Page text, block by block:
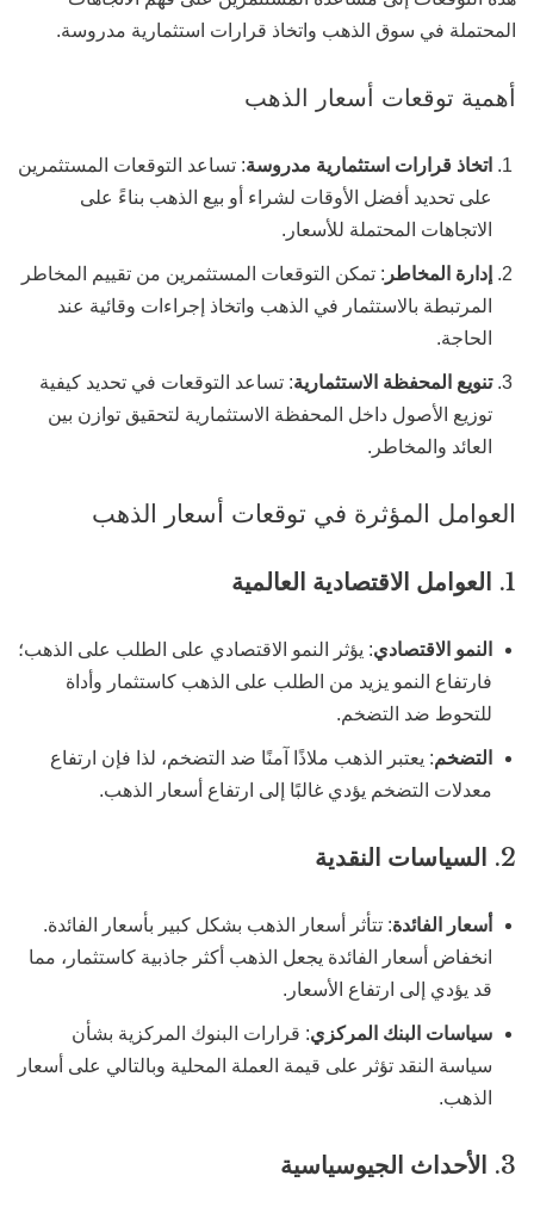
المحتملة في سوق الذهب واتخاذ قرارات استثمارية مدروسة.
أهمية توقعات أسعار الذهب
اتخاذ قرارات استثمارية مدروسة: تساعد التوقعات المستثمرين
على تحديد أفضل الأوقات لشراء أو بيع الذهب بناءً على
الاتجاهات المحتملة للأسعار.
إدارة المخاطر : تمكن التوقعات المستثمرين من تقييم المخاطر
المرتبطة بالاستثمار في الذهب واتخاذ إجراءات وقائية عند
الحاجة.
تنويع المحفظة الاستثمارية: تساعد التوقعات في تحديد كيفية
توزيع الأصول داخل المحفظة الاستثمارية لتحقيق توازن بين
العائد والمخاطر.
العوامل المؤثرة في توقعات أسعار الذهب
1. العوامل الاقتصادية العالمية
النمو الاقتصادي: يؤثر النمو الاقتصادي على الطلب على الذهب؛
فارتفاع النمو يزيد من الطلب على الذهب كاستثمار وأداة
للتحوط ضد التضخم.
التضخم: يعتبر الذهب ملاذًا آمنًا ضد التضخم، لذا فإن ارتفاع
معدلات التضخم يؤدي غالبًا إلى ارتفاع أسعار الذهب.
2. السياسات النقدية
أسعار الفائدة: تتأثر أسعار الذهب بشكل كبير بأسعار الفائدة.
انخفاض أسعار الفائدة يجعل الذهب أكثر جاذبية كاستثمار، مما
قد يؤدي إلى ارتفاع الأسعار.
سياسات البنك المركزي: قرارات البنوك المركزية بشأن
سياسة النقد تؤثر على قيمة العملة المحلية وبالتالي على أسعار
الذهب.
3. الأحداث الجيوسياسية